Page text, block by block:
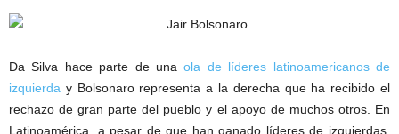
Da Silva hace parte de unaola de líderes latinoamericanos de
izquierda y Bolsonaro representa a la derecha que ha recibido el
rechazo de gran parte del pueblo y el apoyo de muchos otros. En
Latinoamérica, a pesar de que han ganado líderes de izquierdas,